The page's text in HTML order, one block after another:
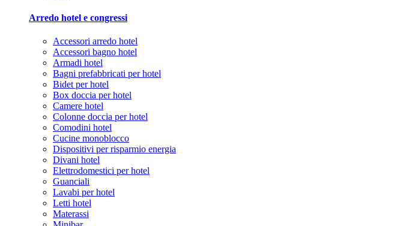
Arredo hotel e congressi
Accessori arredo hotel
Accessori bagno hotel
Armadi hotel
Bagni prefabbricati per hotel
Bidet per hotel
Box doccia per hotel
Camere hotel
Colonne doccia per hotel
Comodini hotel
Cucine monoblocco
Dispositivi per risparmio energia
Divani hotel
Elettrodomestici per hotel
Guanciali
Lavabi per hotel
Letti hotel
Materassi